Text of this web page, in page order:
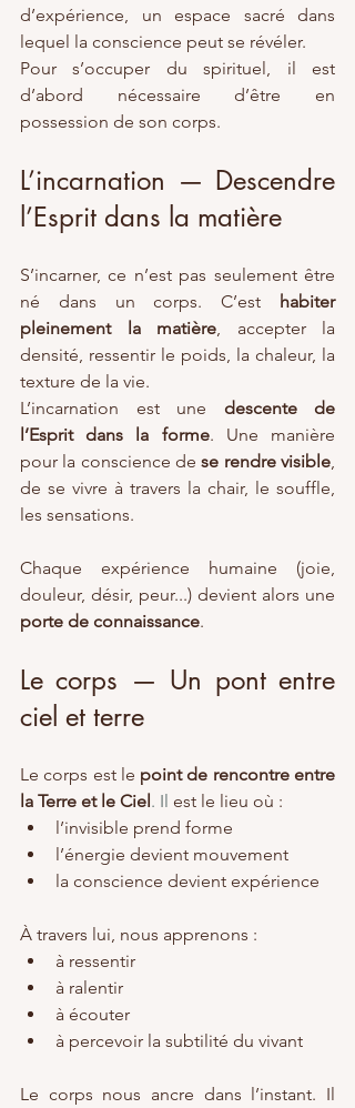
d’expérience, un espace sacré dans
lequel la conscience peut se révéler.
Pour s’occuper du spirituel, il est
d’abord nécessaire d’être en
possession de son corps.
L’incarnation — Descendre
l’Esprit dans la matière
S’incarner, ce n’est pas seulement être
né dans un corps. C’est habiter
pleinement la matière , accepter la
densité, ressentir le poids, la chaleur, la
texture de la vie.
L’incarnation est une descente de
l’Esprit dans la forme. Une manière
pour la conscience de se rendre visible
de se vivre à travers la chair, le souffle,
les sensations.
Chaque expérience humaine (joie,
porte de connaissance.
Le corps — Un pont entre
ciel et terre
Le corps est le point de rencontre entre
la Terre et le Ciel. Il est le lieu où :
l’invisible prend forme
l’énergie devient mouvement
la conscience devient expérience
À travers lui, nous apprenons :
à ressentir
à ralentir
à écouter
à percevoir la subtilité du vivant
Le corps nous ancre dans l’instant. Il